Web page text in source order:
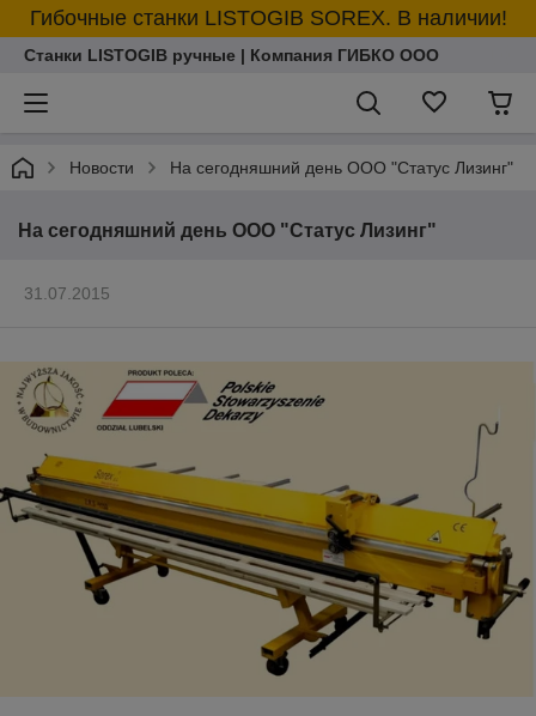
Гибочные станки LISTOGIB SOREX. В наличии!
Станки LISTOGIB ручные | Компания ГИБКО ООО
Новости На сегодняшний день ООО "Статус Лизинг"
На сегодняшний день ООО "Статус Лизинг"
31.07.2015